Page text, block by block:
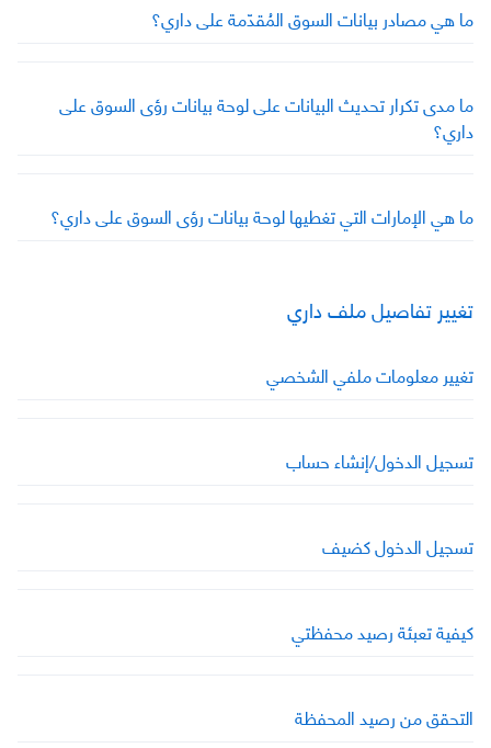
ما هي مصادر بيانات السوق المُقدّمة على داري؟
ما مدى تكرار تحديث البيانات على لوحة بيانات رؤى السوق على
داري؟
ما هي الإمارات التي تغطيها لوحة بيانات رؤى السوق على داري؟
تغيير تفاصيل ملف داري
تغيير معلومات ملفي الشخصي
تسجيل الدخول/إنشاء حساب
تسجيل الدخول كضيف
كيفية تعبئة رصيد محفظتي
التحقق من رصيد المحفظة